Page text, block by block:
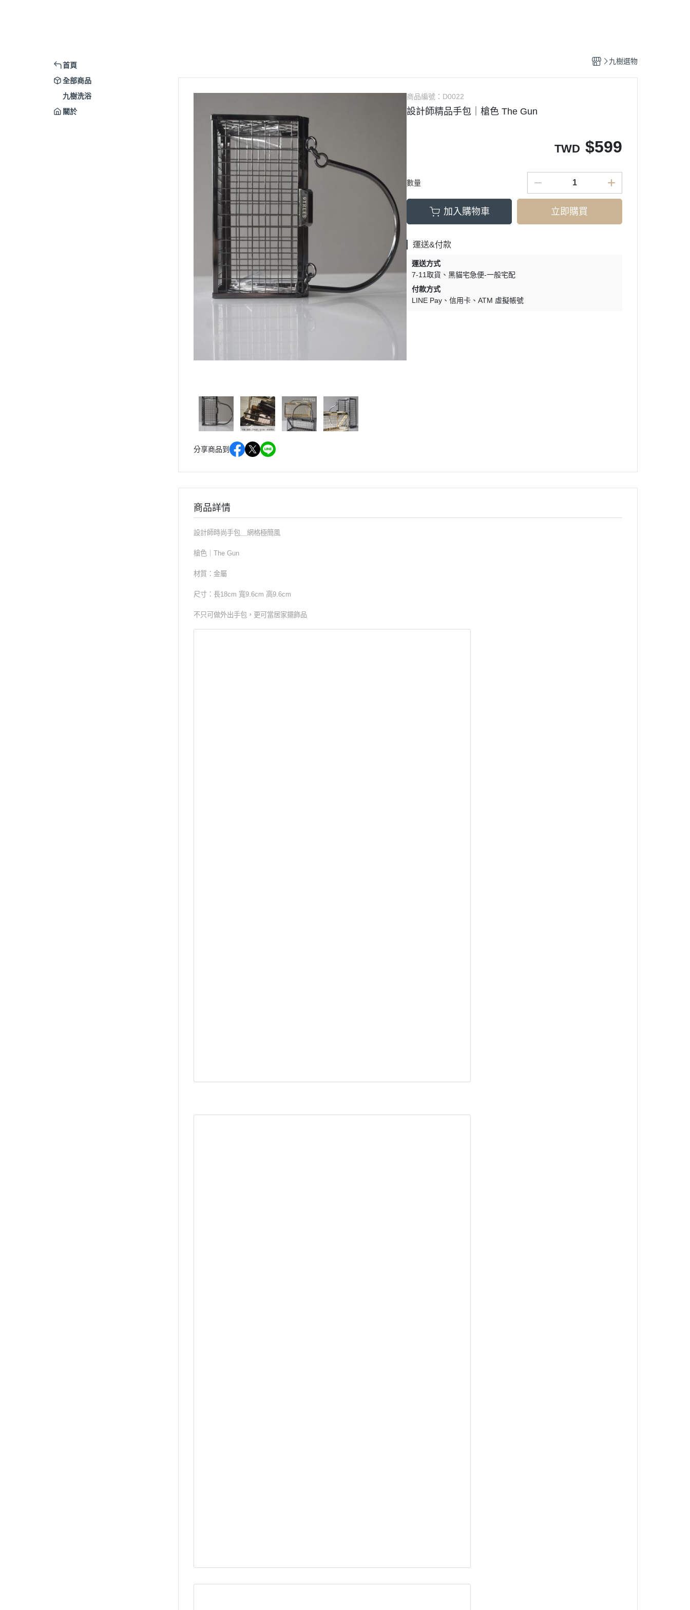
首頁
全部商品
九樹洗浴
關於
九樹選物
分享商品到
商品編號： D0022
設計師精品手包｜槍色 The Gun
TWD $599
數量
加入購物車 立即購買
運送&付款
運送方式
7-11取貨
黑貓宅急便-一般宅配
付款方式
LINE Pay
信用卡 ATM 虛擬帳號
商品詳情
設計師時尚手包＿網格極簡風
槍色｜The Gun
材質：金屬
尺寸：長18cm 寬9.6cm 高9.6cm
不只可做外出手包，更可當居家擺飾品